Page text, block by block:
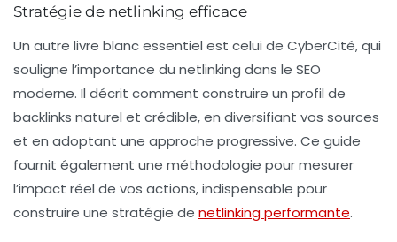
Stratégie de netlinking efficace
Un autre livre blanc essentiel est celui de CyberCité, qui
souligne l’importance du netlinking dans le SEO
moderne. Il décrit comment construire un profil de
backlinks naturel et crédible, en diversifiant vos sources
et en adoptant une approche progressive. Ce guide
fournit également une méthodologie pour mesurer
l’impact réel de vos actions, indispensable pour
construire une stratégie de netlinking performante.